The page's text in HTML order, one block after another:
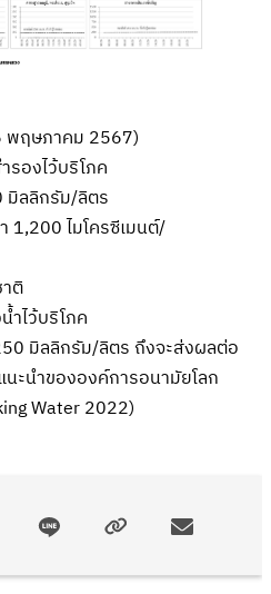
พฤษภาคม 2567)
รองไว้บริโภค
มิลลิกรัม/ลิตร
1,200 ไมโครซีเมนต์/
ติ
ำไว้บริโภค
มิลลิกรัม/ลิตร ถึงจะส่งผลต่อ
ะนำขององค์การอนามัยโลก
Water 2022)